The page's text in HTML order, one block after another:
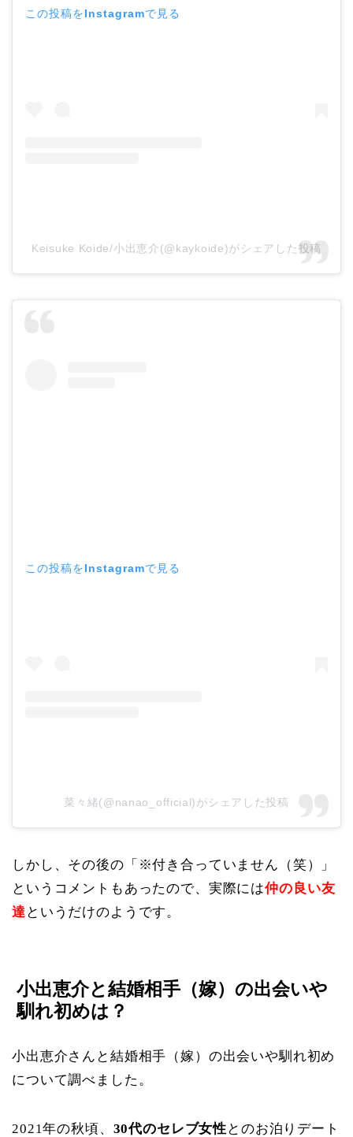
この投稿をInstagramで見る
Keisuke Koide/小出恵介(@kaykoide)がシェアした投稿
この投稿をInstagramで見る
菜々緒(@nanao_official)がシェアした投稿
しかし、その後の「※付き合っていません（笑）」
というコメントもあったので、 実際には仲の良い友
達 というだけのようです。
小出恵介と結婚相手（嫁）の出会いや
馴れ初めは？
小出恵介さんと結婚相手（嫁）の出会いや馴れ初め
について調べました。
2021年の秋頃、 30代のセレブ女性 とのお泊りデート